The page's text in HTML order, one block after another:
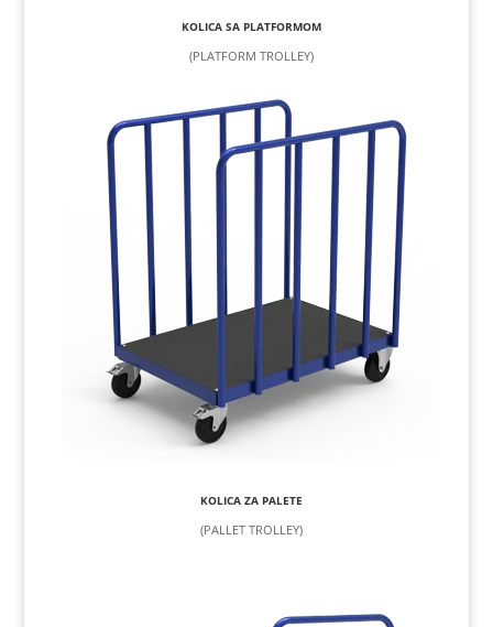
KOLICA SA PLATFORMOM
(PLATFORM TROLLEY)
KOLICA ZA PALETE
(PALLET TROLLEY)